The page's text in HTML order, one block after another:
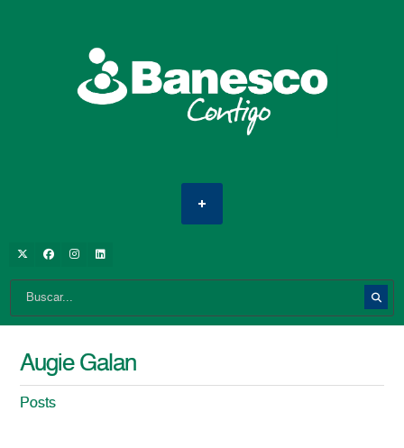
Augie Galan
Posts